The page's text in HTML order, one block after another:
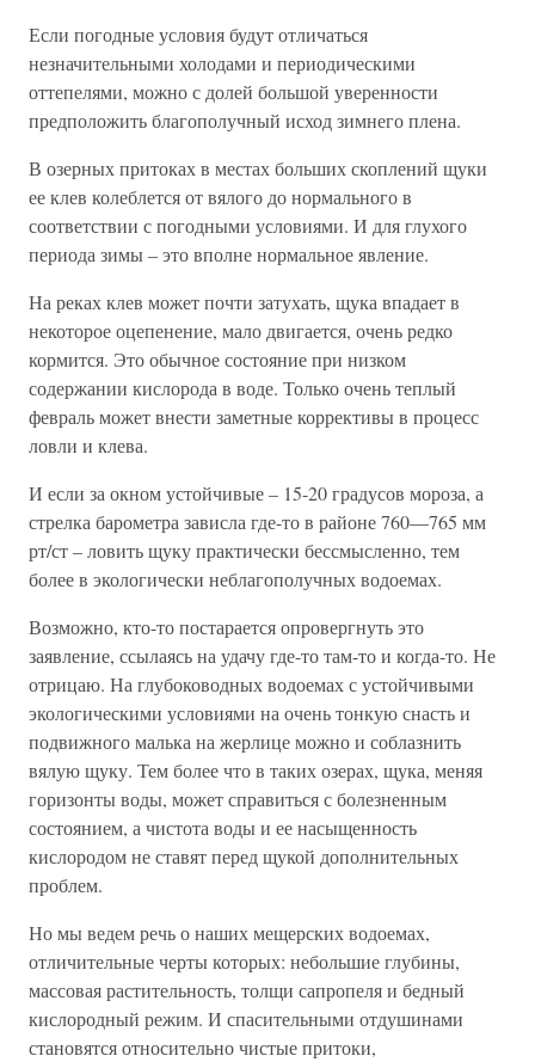
Если погодные условия будут отличаться
незначительными холодами и периодическими
оттепелями, можно с долей большой уверенности
предположить благополучный исход зимнего плена.
В озерных притоках в местах больших скоплений щуки
ее клев колеблется от вялого до нормального в
соответствии с погодными условиями. И для глухого
периода зимы – это вполне нормальное явление.
На реках клев может почти затухать, щука впадает в
некоторое оцепенение, мало двигается, очень редко
кормится. Это обычное состояние при низком
содержании кислорода в воде. Только очень теплый
февраль может внести заметные коррективы в процесс
ловли и клева.
И если за окном устойчивые – 15-20 градусов мороза, а
стрелка барометра зависла где-то в районе 760—765 мм
рт/ст – ловить щуку практически бессмысленно, тем
более в экологически неблагополучных водоемах.
Возможно, кто-то постарается опровергнуть это
заявление, ссылаясь на удачу где-то там-то и когда-то. Не
отрицаю. На глубоководных водоемах с устойчивыми
экологическими условиями на очень тонкую снасть и
подвижного малька на жерлице можно и соблазнить
вялую щуку. Тем более что в таких озерах, щука, меняя
горизонты воды, может справиться с болезненным
состоянием, а чистота воды и ее насыщенность
кислородом не ставят перед щукой дополнительных
проблем.
Но мы ведем речь о наших мещерских водоемах,
отличительные черты которых: небольшие глубины,
массовая растительность, толщи сапропеля и бедный
кислородный режим. И спасительными отдушинами
становятся относительно чистые притоки,